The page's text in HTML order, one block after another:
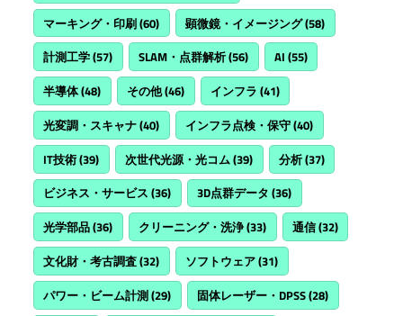
マーキング・印刷(60) 顕微鏡・イメージング(58)
計測工学(57) SLAM・点群解析(56) AI (55)
半導体(48) その他(46) インフラ (41)
光変調・スキャナ(40) インフラ点検・保守(40)
IT技術(39) 次世代光源・光コム(39) 分析(37)
ビジネス・サービス (36) 3D点群データ (36)
光学部品(36) クリーニング・洗浄(33) 通信(32)
文化財・考古調査(32) ソフトウェア(31)
パワー・ビーム計測(29) 固体レーザー・DPSS(28)